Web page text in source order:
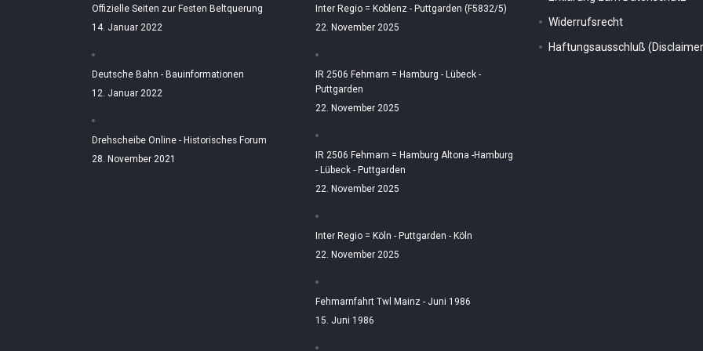
Offizielle Seiten zur Festen Beltquerung
14. Januar 2022
Deutsche Bahn - Bauinformationen
12. Januar 2022
Drehscheibe Online - Historisches Forum
28. November 2021
Inter Regio = Koblenz - Puttgarden (F5832/5)
22. November 2025
IR 2506 Fehmarn = Hamburg - Lübeck -
Puttgarden
22. November 2025
IR 2506 Fehmarn = Hamburg Altona -Hamburg
- Lübeck - Puttgarden
22. November 2025
Inter Regio = Köln - Puttgarden - Köln
22. November 2025
Fehmarnfahrt Twl Mainz - Juni 1986
15. Juni 1986
Widerrufsrecht
Haftungsausschluß